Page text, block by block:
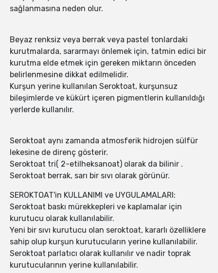
sağlanmasına neden olur.
Beyaz renksiz veya berrak veya pastel tonlardaki
kurutmalarda, sararmayı önlemek için, tatmin edici bir
kurutma elde etmek için gereken miktarın önceden
belirlenmesine dikkat edilmelidir.
Kurşun yerine kullanılan Seroktoat, kurşunsuz
bileşimlerde ve kükürt içeren pigmentlerin kullanıldığı
yerlerde kullanılır.
Seroktoat aynı zamanda atmosferik hidrojen sülfür
lekesine de direnç gösterir.
Seroktoat tri( 2-etilheksanoat) olarak da bilinir .
Seroktoat berrak, sarı bir sıvı olarak görünür.
SEROKTOAT'in KULLANIMI ve UYGULAMALARI:
Seroktoat baskı mürekkepleri ve kaplamalar için
kurutucu olarak kullanılabilir.
Yeni bir sıvı kurutucu olan seroktoat, kararlı özelliklere
sahip olup kurşun kurutucuların yerine kullanılabilir.
Seroktoat parlatıcı olarak kullanılır ve nadir toprak
kurutucularının yerine kullanılabilir.